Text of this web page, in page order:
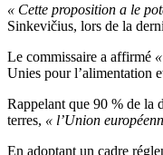
« Cette proposition a le
Sinkevičius, lors de la
Le commissaire a affirmé
Unies pour l’alimentation
Rappelant que 90 % de la
terres, « l’Union
En adoptant un cadre